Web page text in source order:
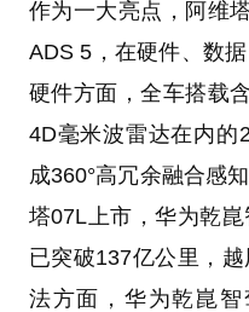
作为一大亮点，阿维
ADS 5，在硬件、数
硬件方面，全车搭载
4D毫米波雷达在内的
成360°高冗余融合感
塔07L上市，华为乾
已突破137亿公里，
法方面，华为乾崑智